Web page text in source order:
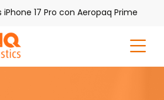
17 Pro con Aeropaq Prime